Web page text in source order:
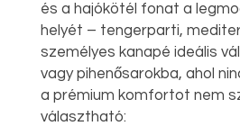
és a hajókötél fonat a
helyét – tengerparti,
személyes kanapé ideális
vagy pihenősarokba, ahol
a prémium komfortot nem
választható: